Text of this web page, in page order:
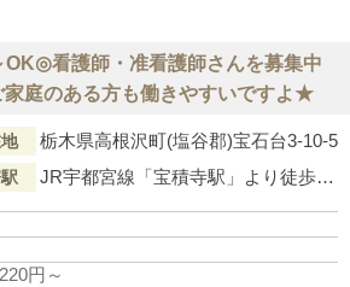
OK◎看護師・准看護師さんを募集中
家庭のある方も働きやすいですよ★
栃木県高根沢町(塩谷郡)宝石台3-10-5
JR宇都宮線「宝積寺駅」より徒歩20分
円～